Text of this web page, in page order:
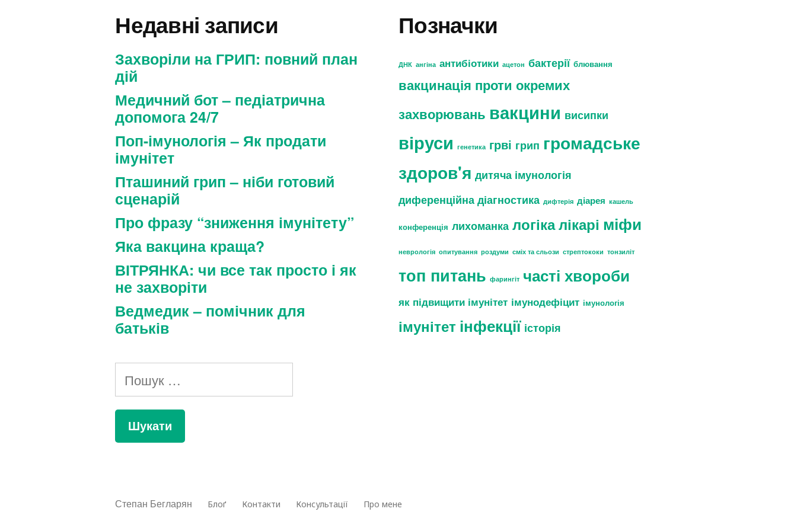
Недавні записи
Захворіли на ГРИП: повний план
дій
Медичний бот – педіатрична
допомога 24/7
Поп-імунологія – Як продати
імунітет
Пташиний грип – ніби готовий
сценарій
Про фразу “зниження імунітету”
Яка вакцина краща?
ВІТРЯНКА: чи все так просто і як
не захворіти
Ведмедик – помічник для
батьків
Позначки
ДНК ангіна антибіотики ацетон бактерії блювання
вакцинація проти окремих
захворювань вакцини висипки
віруси генетика грві грип громадське
здоров'я дитяча імунологія
диференційна діагностика дифтерія діарея кашель
конференція лихоманка логікалікарі міфи
неврологія опитування роздуми сміх та сльози стрептококи тонзиліт
топ питань фарингіт часті хвороби
як підвищити імунітет імунодефіцит імунологія
імунітет інфекції історія
Пошук:
Степан Бегларян Блоґ Контакти Консультації Про мене